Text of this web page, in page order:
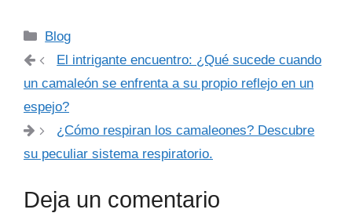
Categorías
Blog
El intrigante encuentro: ¿Qué sucede cuando
un camaleón se enfrenta a su propio reflejo en un
espejo?
¿Cómo respiran los camaleones? Descubre
su peculiar sistema respiratorio.
Deja un comentario